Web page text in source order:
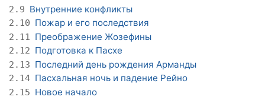
2.9 Внутренние конфликты
2.10 Пожар и его последствия
2.11 Преображение Жозефины
2.12 Подготовка к Пасхе
2.13 Последний день рождения Арманды
2.14 Пасхальная ночь и падение Рейно
2.15 Новое начало